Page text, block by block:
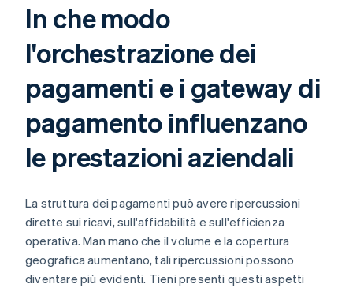
In che modo
l'orchestrazione dei
pagamenti e i gateway di
pagamento influenzano
le prestazioni aziendali
La struttura dei pagamenti può avere ripercussioni
dirette sui ricavi, sull'affidabilità e sull'efficienza
operativa. Man mano che il volume e la copertura
geografica aumentano, tali ripercussioni possono
diventare più evidenti. Tieni presenti questi aspetti